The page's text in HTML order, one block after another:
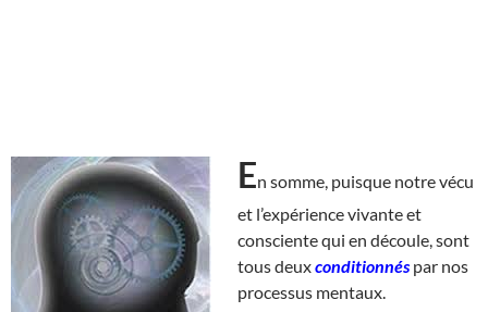
En somme, puisque notre vécu
et l’expérience vivante et
consciente qui en découle, sont
tous deuxconditionnéspar nos
processus mentaux.